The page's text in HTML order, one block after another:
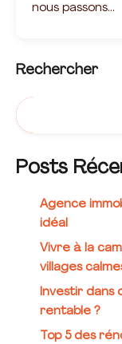
nous passons…
Rechercher
Posts
Agence
idéal
Vivre à la
villages
Investir dans
rentable ?
Top 5 des